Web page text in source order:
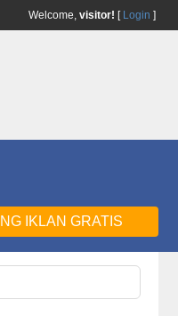
Welcome, visitor! [ Login ]
IKLAN GRATIS